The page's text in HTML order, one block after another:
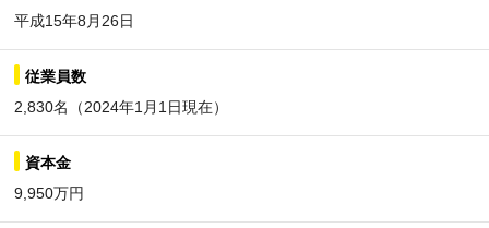
平成15年8月26日
従業員数
2,830名（2024年1月1日現在）
資本金
9,950万円